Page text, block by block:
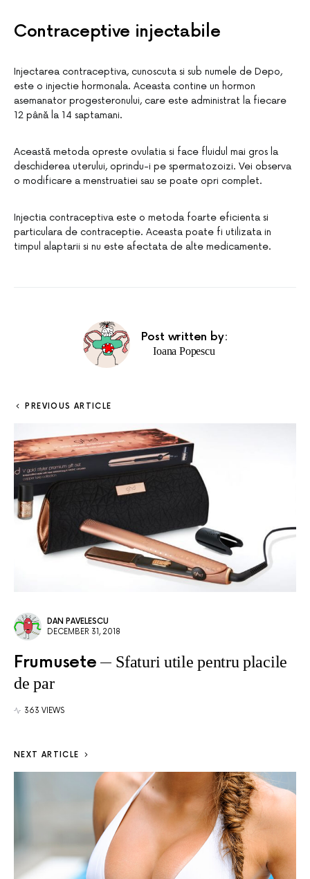
Contraceptive injectabile
Injectarea contraceptiva, cunoscuta si sub numele de Depo,
este o injectie hormonala. Aceasta contine un hormon
asemanator progesteronului, care este administrat la fiecare
12 până la 14 saptamani.
Această metoda opreste ovulatia si face fluidul mai gros la
deschiderea uterului, oprindu-i pe spermatozoizi. Vei observa
o modificare a menstruatiei sau se poate opri complet.
Injectia contraceptiva este o metoda foarte eficienta si
particulara de contraceptie. Aceasta poate fi utilizata in
timpul alaptarii si nu este afectata de alte medicamente.
Post written by:
Ioana Popescu
PREVIOUS ARTICLE
DAN PAVELESCU
DECEMBER 31, 2018
Frumusete
Sfaturi utile pentru placile
de par
363 VIEWS
NEXT ARTICLE